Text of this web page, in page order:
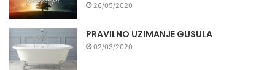
26/05/2020
PRAVILNO UZIMANJE GUSULA
02/03/2020